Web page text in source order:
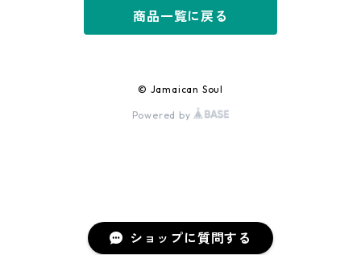
ショップに質問する
Early Dancehall
商品一覧に戻る
© Jamaican Soul
Powered by